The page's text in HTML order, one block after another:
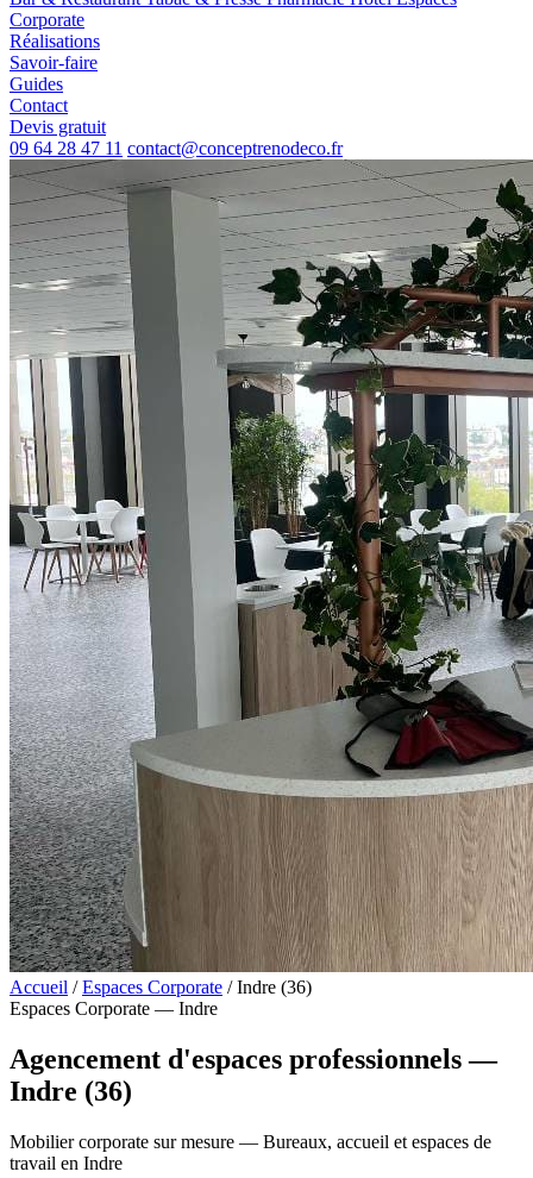
Corporate
Réalisations
Savoir-faire
Guides
Contact
Devis gratuit
09 64 28 47 11 contact@conceptrenodeco.fr
Accueil / Espaces Corporate / Indre (36)
Espaces Corporate — Indre
Agencement d'espaces professionnels —
Indre (36)
Mobilier corporate sur mesure — Bureaux, accueil et espaces de
travail en Indre